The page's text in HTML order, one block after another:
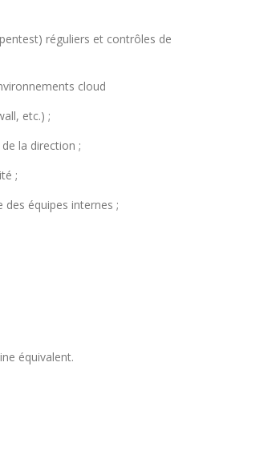
réguliers et contrôles de
cloud
etc.) ;
la direction ;
;
équipes internes ;
équivalent.